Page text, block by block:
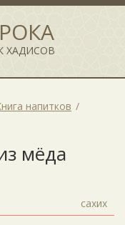
ХАДИСОВ
напитков
мёда
сахих